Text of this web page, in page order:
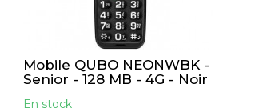
Mobile QUBO NEONWBK -
Senior - 128 MB - 4G - Noir
En stock